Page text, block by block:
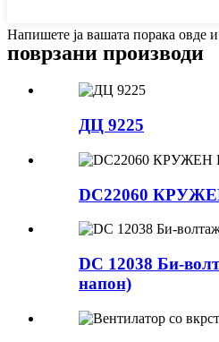
Напишете ја вашата порака овде и
поврзани производи
ДЦ 9225
DC22060
DC 12038 Би-
напон)